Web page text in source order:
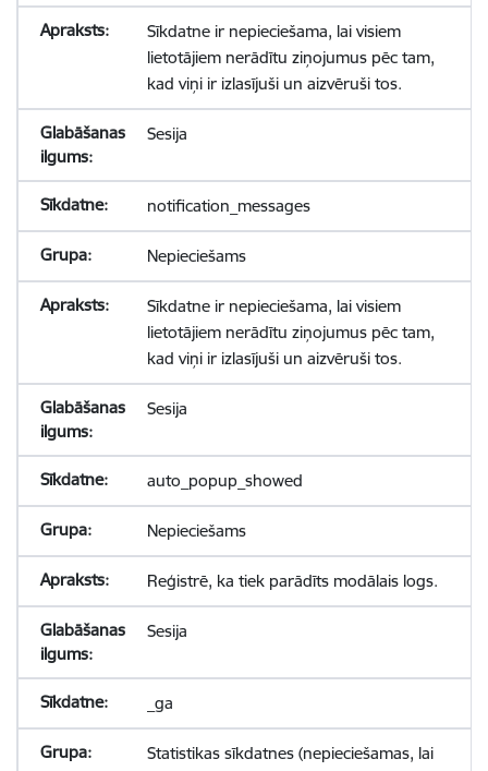
Sīkdatne ir nepieciešama, lai visiem
lietotājiem nerādītu ziņojumus pēc tam,
kad viņi ir izlasījuši un aizvēruši tos.
Sesija
notification_messages
Nepieciešams
Sīkdatne ir nepieciešama, lai visiem
lietotājiem nerādītu ziņojumus pēc tam,
kad viņi ir izlasījuši un aizvēruši tos.
Sesija
auto_popup_showed
Nepieciešams
Reģistrē, ka tiek parādīts modālais logs.
Sesija
_ga
Statistikas sīkdatnes (nepieciešamas, lai